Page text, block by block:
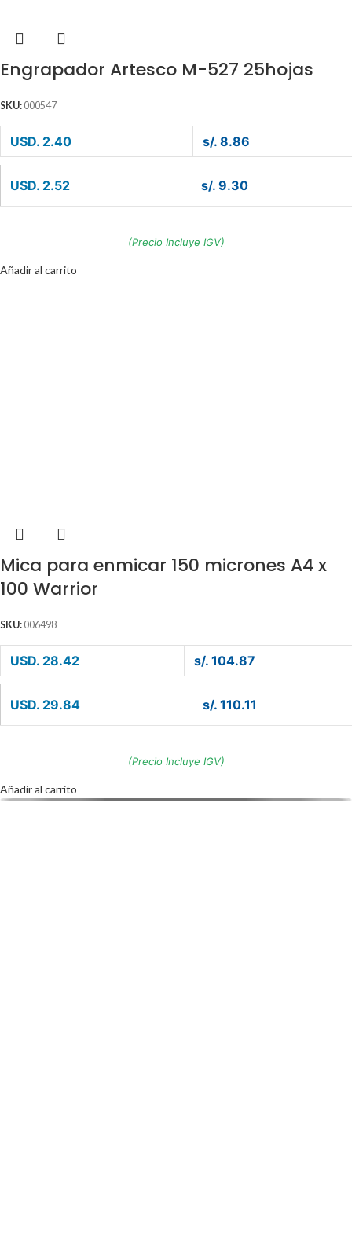
Engrapador Artesco M-527 25hojas
SKU: 000547
USD. 2.40 s/. 8.86
USD. 2.52 s/. 9.30
(Precio Incluye IGV)
Añadir al carrito
Mica para enmicar 150 micrones A4 x
100 Warrior
SKU: 006498
USD. 28.42 s/. 104.87
USD. 29.84 s/. 110.11
(Precio Incluye IGV)
Añadir al carrito